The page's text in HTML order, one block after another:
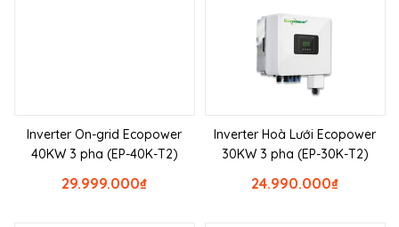
Inverter On-grid Ecopower
40KW 3 pha (EP-40K-T2)
₫
29.999.000
Inverter Hoà Lưới Ecopower
30KW 3 pha (EP-30K-T2)
₫
24.990.000